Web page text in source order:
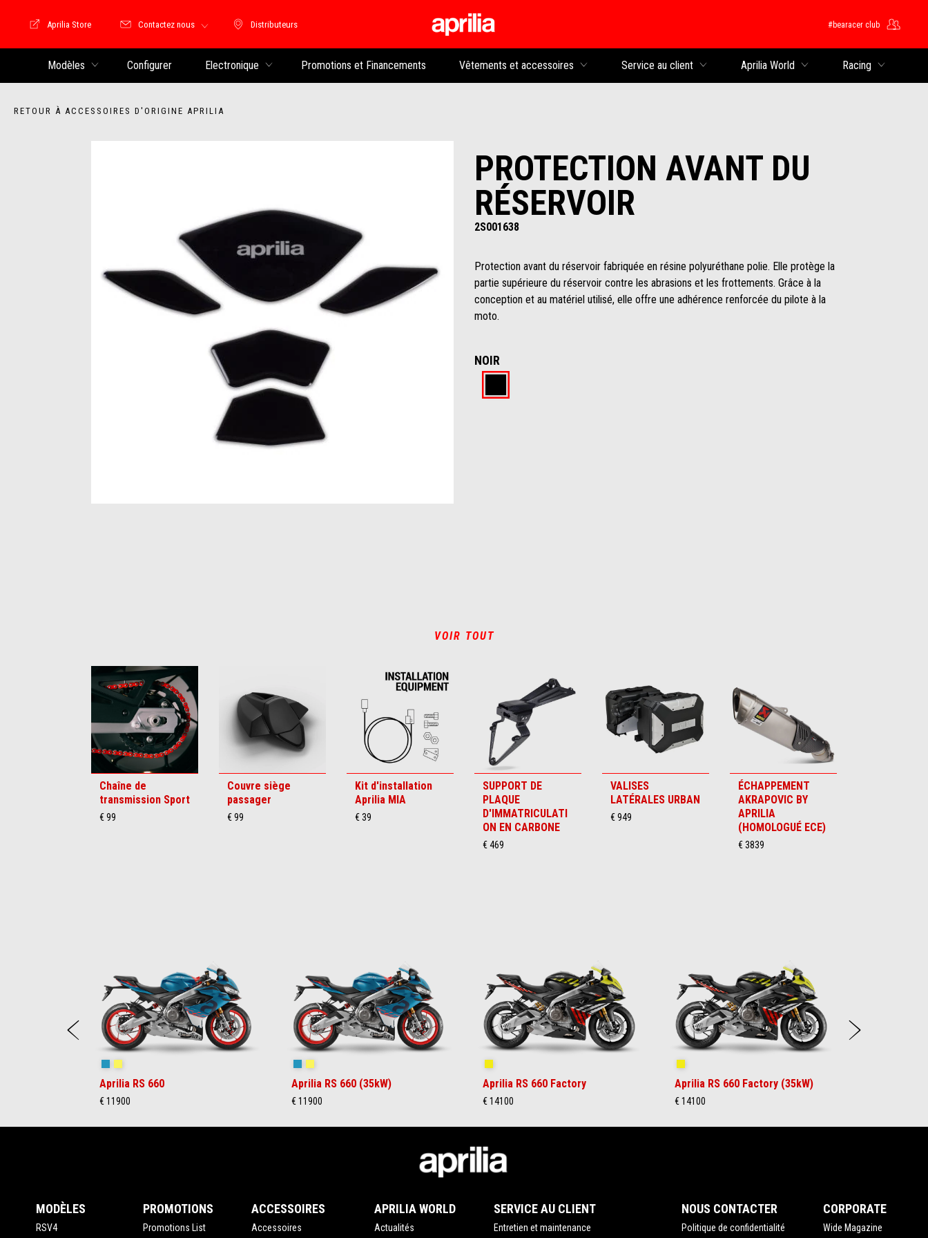
Distributeurs
Distributeurs
Store Motoguzzi
Aprilia Store Contactez nous #bearacer club
Modèles Configurer Electronique Promotions et Financements Vêtements et accessoires Service au client Aprilia World Racing
RETOUR À ACCESSOIRES D'ORIGINE APRILIA
PROTECTION AVANT DU
RÉSERVOIR
2S001638
Protection avant du réservoir fabriquée en résine polyuréthane polie. Elle protège la
partie supérieure du réservoir contre les abrasions et les frottements. Grâce à la
conception et au matériel utilisé, elle offre une adhérence renforcée du pilote à la
moto.
NOIR
VOIR TOUT
Chaîne de
transmission Sport
€ 99
Couvre siège
passager
€ 99
Kit d'installation
Aprilia MIA
€ 39
SUPPORT DE
PLAQUE
D'IMMATRICULATI
ON EN CARBONE
€ 469
VALISES
LATÉRALES URBAN
€ 949
ÉCHAPPEMENT
AKRAPOVIC BY
APRILIA
(HOMOLOGUÉ ECE)
€ 3839
Item
Précédent
Aprilia RS 660
€ 11900
Aprilia RS 660 (35kW)
€ 11900
Aprilia RS 660 Factory
€ 14100
Aprilia RS 660 Factory (35kW)
€ 14100
MODÈLES
RSV4
PROMOTIONS
Promotions List
ACCESSOIRES
Accessoires
APRILIA WORLD
Actualités
SERVICE AU CLIENT
Entretien et maintenance
NOUS CONTACTER
Politique de confidentialité
CORPORATE
Wide Magazine